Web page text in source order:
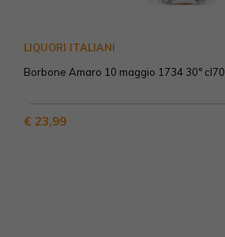
LIQUORI ITALIANI
Borbone Amaro 10 maggio 1734 30° cl70
€ 23,99